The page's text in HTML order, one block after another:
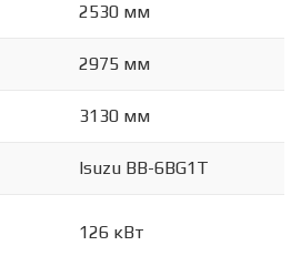
2530 мм
2975 мм
3130 мм
Isuzu BB-6BG1T
126 кВт